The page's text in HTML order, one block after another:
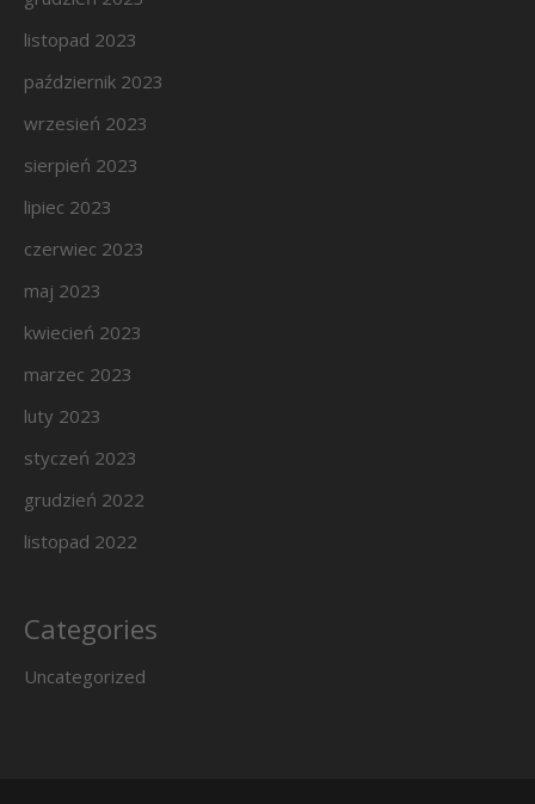
listopad 2023
październik 2023
wrzesień 2023
sierpień 2023
lipiec 2023
czerwiec 2023
maj 2023
kwiecień 2023
marzec 2023
luty 2023
styczeń 2023
grudzień 2022
listopad 2022
Categories
Uncategorized